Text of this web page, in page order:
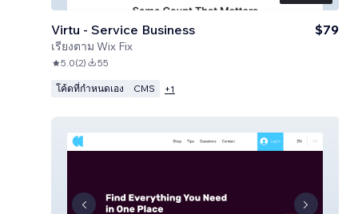
Virtu - Service Business
เรียงตาม Wix Fix
$79
5.0(2) 55
โค้ดที่กำหนดเอง CMS +1